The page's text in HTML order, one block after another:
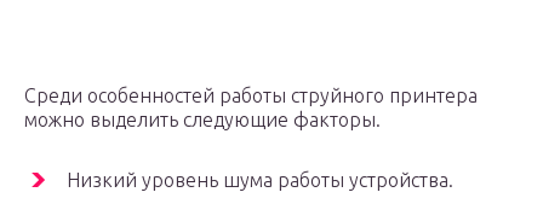
Среди особенностей работы струйного принтера
можно выделить следующие факторы.
Низкий уровень шума работы устройства.